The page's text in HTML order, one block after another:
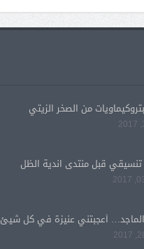
من الصخر الزيتي
تنسيقي قبل منتدى اندية الظل
أعجبتني عنيزة في كل شيئ